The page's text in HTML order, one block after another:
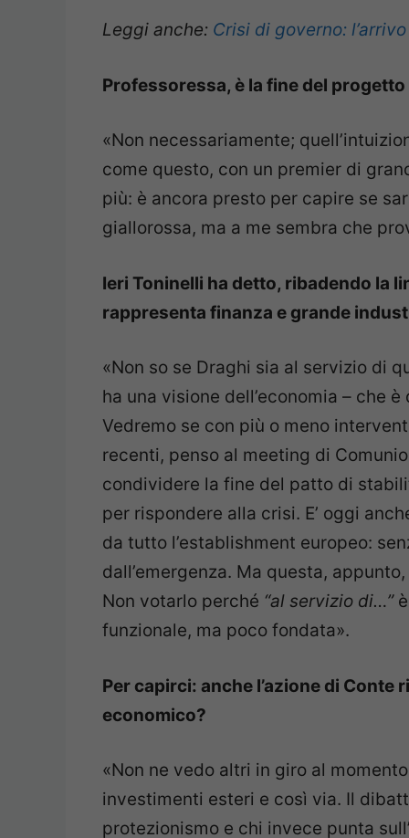
Leggi anche: Crisi di governo:
Professoressa, è la fine del
«Non necessariamente;
come questo, con un premier di
più: è ancora presto per capire se
giallorossa, ma a me sembra che
Ieri Toninelli ha detto, ribadendo la
rappresenta finanza e grande
«Non so se Draghi sia al servizio di
ha una visione dell’economia – che
Vedremo se con più o meno
recenti, penso al meeting di
condividere la fine del patto di
per rispondere alla crisi. E’ oggi
da tutto l’establishment europeo:
dall’emergenza. Ma questa,
Non votarlo perché “al servizio di…”è
funzionale, ma poco fondata».
Per capirci: anche l’azione di
economico?
«Non ne vedo altri in giro al
investimenti esteri e così via. Il
protezionismo e chi invece punta